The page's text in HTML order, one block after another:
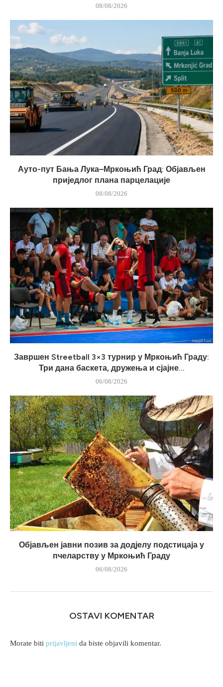
08/08/2026
Ауто-пут Бања Лука–Мркоњић Град: Објављен
приједлог плана парцелације
08/08/2026
Завршен Streetball 3×3 турнир у Мркоњић Граду:
Три дана баскета, дружења и сјајне...
06/08/2026
Објављен јавни позив за додјелу подстицаја у
пчеларству у Мркоњић Граду
06/08/2026
OSTAVI KOMENTAR
Morate biti prijavljeni da biste objavili komentar.